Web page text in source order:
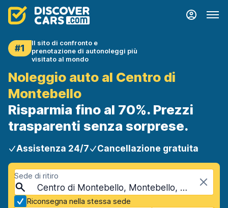
#1
Il sito di confronto e
prenotazione di autonoleggi più
visitato al mondo
Noleggio auto al Centro di
Montebello
Risparmia fino al 70%. Prezzi
trasparenti senza sorprese.
Assistenza 24/7 Cancellazione gratuita
Sede di ritiro
Centro di Montebello, Montebello, USA - California
Riconsegna nella stessa sede